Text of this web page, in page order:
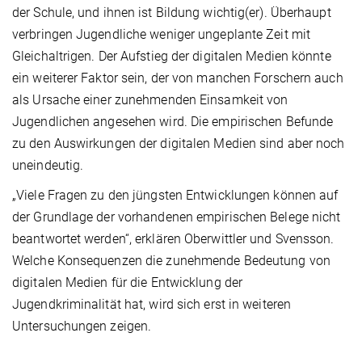
der Schule, und ihnen ist Bildung wichtig(er). Überhaupt
verbringen Ju­gend­li­che weniger ungeplante Zeit mit
Gleichaltrigen. Der Aufstieg der digitalen Medien könnte
ein weiterer Faktor sein, der von manchen Forschern auch
als Ursache einer zunehmenden Einsamkeit von
Jugendlichen angesehen wird. Die empirischen Befunde
zu den Auswirkungen der digitalen Medien sind aber noch
uneindeutig.
„Viele Fragen zu den jüngsten Entwicklungen können auf
der Grundlage der vorhandenen empirischen Belege nicht
beantwortet werden“, erklären Oberwittler und Svensson.
Welche Konsequenzen die zunehmende Bedeutung von
digitalen Medien für die Entwicklung der
Jugendkriminalität hat, wird sich erst in weiteren
Untersuchungen zeigen.